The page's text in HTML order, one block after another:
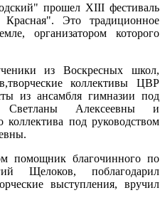
прошел XIII фестиваль
Красная". Это традиционное
организатором которого
из Воскресных школ,
коллективы ЦВР
из ансамбля гимназии под
Светланы Алексеевны и
коллектива под руководством
помощник благочинного по
Щелоков, поблагодарил
выступления, вручил